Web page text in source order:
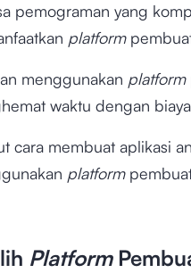
pemograman yang
platform
menggunakan platform
waktu dengan
cara membuat aplikasi
platform
Platform